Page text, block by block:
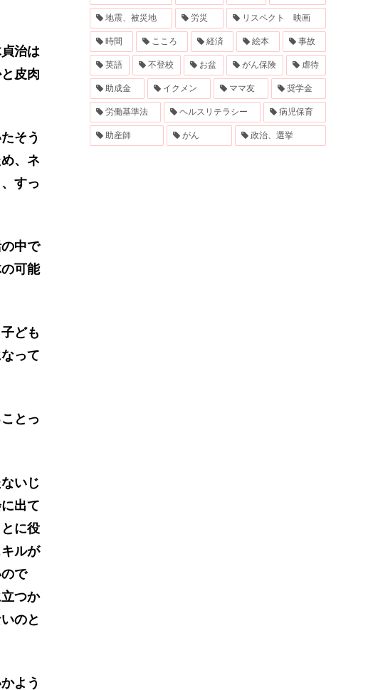
治は
皮肉
そう
、ネ
すっ
中で
可能
ども
って
とっ
いじ
出て
に役
ルが
で
つか
のと
よう
地震、被災地 労災 リスペクト 映画
時間 こころ 経済 絵本 事故
英語 不登校 お盆 がん保険 虐待
助成金 イクメン ママ友 奨学金
労働基準法 ヘルスリテラシー 病児保育
助産師 がん 政治、選挙